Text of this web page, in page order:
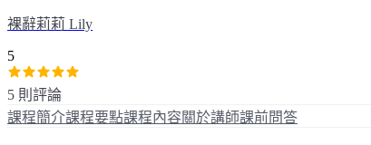
裸辭莉莉 Lily
5
5 則評論
課程簡介課程要點課程內容關於講師課前問答